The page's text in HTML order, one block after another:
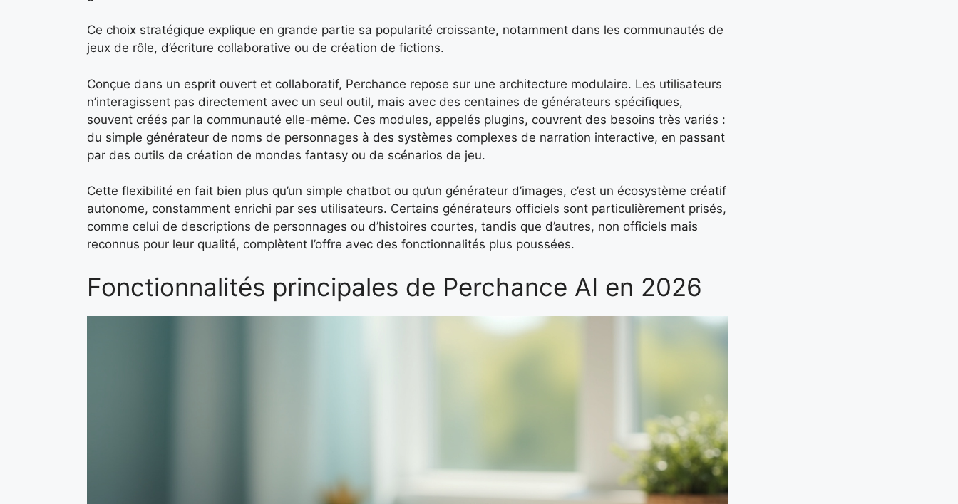
Ce choix stratégique explique en grande partie sa popularité croissante, notamment dans les communautés de
jeux de rôle, d’écriture collaborative ou de création de fictions.
Conçue dans un esprit ouvert et collaboratif, Perchance repose sur une architecture modulaire. Les utilisateurs
n’interagissent pas directement avec un seul outil, mais avec des centaines de générateurs spécifiques,
souvent créés par la communauté elle-même. Ces modules, appelés plugins, couvrent des besoins très variés :
du simple générateur de noms de personnages à des systèmes complexes de narration interactive, en passant
par des outils de création de mondes fantasy ou de scénarios de jeu.
Cette flexibilité en fait bien plus qu’un simple chatbot ou qu’un générateur d’images, c’est un écosystème créatif
autonome, constamment enrichi par ses utilisateurs. Certains générateurs officiels sont particulièrement prisés,
comme celui de descriptions de personnages ou d’histoires courtes, tandis que d’autres, non officiels mais
reconnus pour leur qualité, complètent l’offre avec des fonctionnalités plus poussées.
Fonctionnalités principales de Perchance AI en 2026